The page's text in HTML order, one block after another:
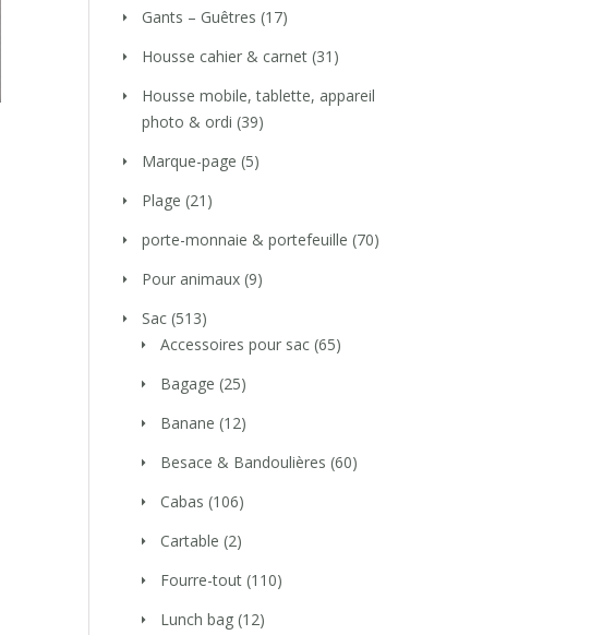
Gants – Guêtres (17)
Housse cahier & carnet (31)
Housse mobile, tablette, appareil
photo & ordi (39)
Marque-page (5)
Plage (21)
porte-monnaie & portefeuille (70)
Pour animaux (9)
Sac (513)
Accessoires pour sac (65)
Bagage (25)
Banane (12)
Besace & Bandoulières (60)
Cabas (106)
Cartable (2)
Fourre-tout (110)
Lunch bag (12)